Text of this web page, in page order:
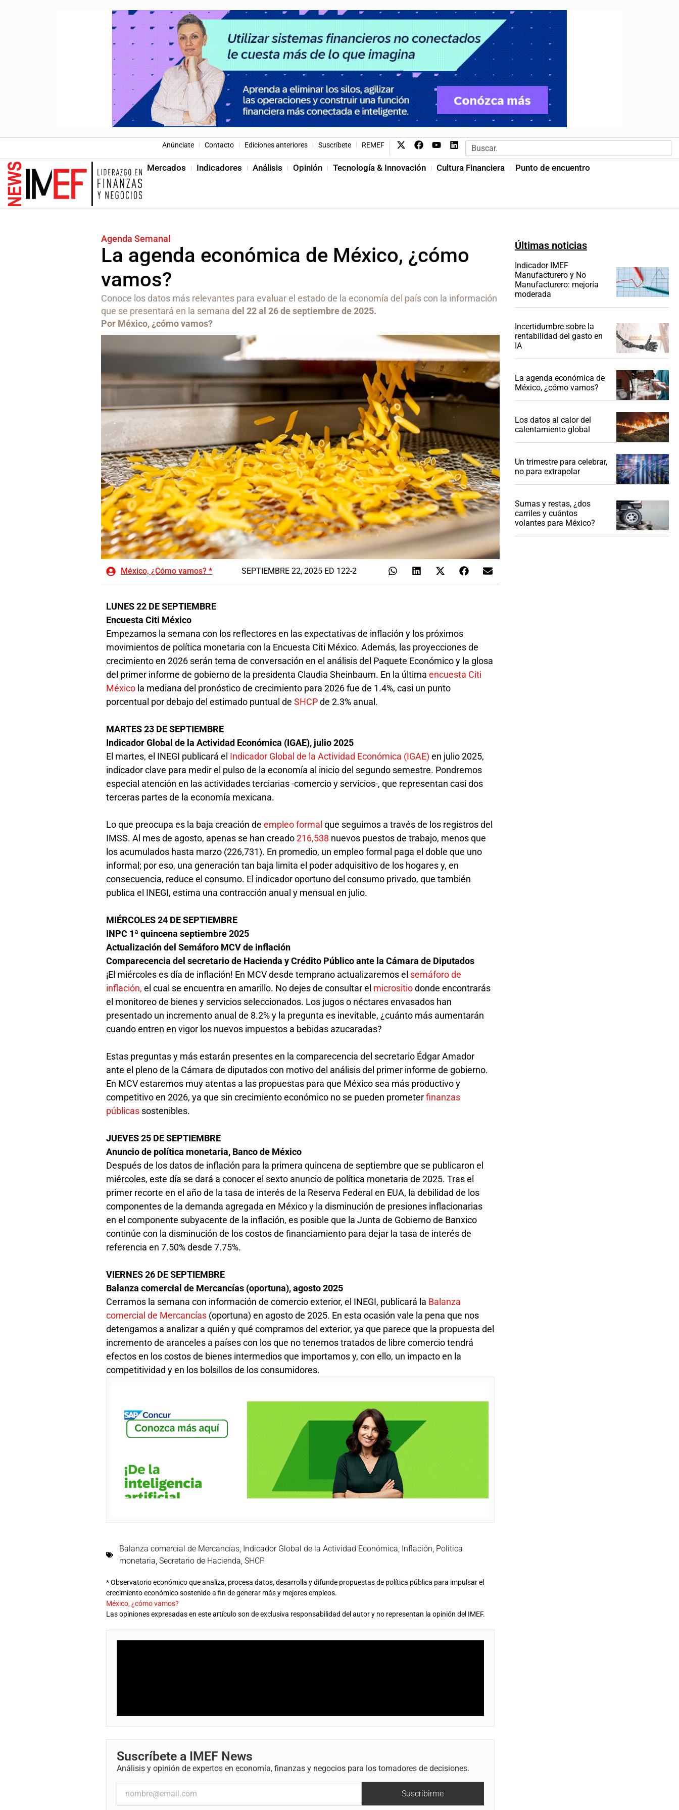
Anúnciate Contacto Ediciones anteriores Suscríbete REMEF
Mercados Indicadores Análisis Opinión Tecnología & Innovación Cultura Financiera Punto de encuentro
Agenda Semanal
La agenda económica de México, ¿cómo
vamos?
Conoce los datos más relevantes para evaluar el estado de la economía del país con la información
que se presentará en la semanadel 22 al 26 de septiembre de 2025.
Por México, ¿cómo vamos?
México, ¿Cómo vamos? * SEPTIEMBRE 22, 2025 ED 122-2
LUNES 22 DE SEPTIEMBRE
Encuesta Citi México
Empezamos la semana con los reflectores en las expectativas de inflación y los próximos
movimientos de política monetaria con la Encuesta Citi México. Además, las proyecciones de
crecimiento en 2026 serán tema de conversación en el análisis del Paquete Económico y la glosa
del primer informe de gobierno de la presidenta Claudia Sheinbaum. En la últimaencuesta Citi
México la mediana del pronóstico de crecimiento para 2026 fue de 1.4%, casi un punto
porcentual por debajo del estimado puntual deSHCPde 2.3% anual.
MARTES 23 DE SEPTIEMBRE
Indicador Global de la Actividad Económica (IGAE), julio 2025
El martes, el INEGI publicará el Indicador Global de la Actividad Económica (IGAE)en julio 2025,
indicador clave para medir el pulso de la economía al inicio del segundo semestre. Pondremos
especial atención en las actividades terciarias -comercio y servicios-, que representan casi dos
terceras partes de la economía mexicana.
Lo que preocupa es la baja creación deempleo formalque seguimos a través de los registros del
IMSS. Al mes de agosto, apenas se han creado216,538 nuevos puestos de trabajo, menos que
los acumulados hasta marzo (226,731). En promedio, un empleo formal paga el doble que uno
informal; por eso, una generación tan baja limita el poder adquisitivo de los hogares y, en
consecuencia, reduce el consumo. El indicador oportuno del consumo privado, que también
publica el INEGI, estima una contracción anual y mensual en julio.
MIÉRCOLES 24 DE SEPTIEMBRE
INPC 1ª quincena septiembre 2025
Actualización del Semáforo MCV de inflación
Comparecencia del secretario de Hacienda y Crédito Público ante la Cámara de Diputados
¡El miércoles es día de inflación! En MCV desde temprano actualizaremos el semáforo de
inflación,el cual se encuentra en amarillo. No dejes de consultar el micrositiodonde encontrarás
el monitoreo de bienes y servicios seleccionados. Los jugos o néctares envasados han
presentado un incremento anual de 8.2% y la pregunta es inevitable, ¿cuánto más aumentarán
cuando entren en vigor los nuevos impuestos a bebidas azucaradas?
Estas preguntas y más estarán presentes en la comparecencia del secretario Édgar Amador
ante el pleno de la Cámara de diputados con motivo del análisis del primer informe de gobierno.
En MCV estaremos muy atentas a las propuestas para que México sea más productivo y
competitivo en 2026, ya que sin crecimiento económico no se pueden prometerfinanzas
públicas sostenibles.
JUEVES 25 DE SEPTIEMBRE
Anuncio de política monetaria, Banco de México
Después de los datos de inflación para la primera quincena de septiembre que se publicaron el
miércoles, este día se dará a conocer el sexto anuncio de política monetaria de 2025. Tras el
primer recorte en el año de la tasa de interés de la Reserva Federal en EUA, la debilidad de los
componentes de la demanda agregada en México y la disminución de presiones inflacionarias
en el componente subyacente de la inflación, es posible que la Junta de Gobierno de Banxico
continúe con la disminución de los costos de financiamiento para dejar la tasa de interés de
referencia en 7.50% desde 7.75%.
VIERNES 26 DE SEPTIEMBRE
Balanza comercial de Mercancías (oportuna), agosto 2025
Cerramos la semana con información de comercio exterior, el INEGI, publicará la Balanza
comercial de Mercancías (oportuna) en agosto de 2025. En esta ocasión vale la pena que nos
detengamos a analizar a quién y qué compramos del exterior, ya que parece que la propuesta del
incremento de aranceles a países con los que no tenemos tratados de libre comercio tendrá
efectos en los costos de bienes intermedios que importamos y, con ello, un impacto en la
competitividad y en los bolsillos de los consumidores.
Balanza comercial de Mercancías, Indicador Global de la Actividad Económica, Inflación, Politica
monetaria,Secretario de Hacienda,SHCP
* Observatorio económico que analiza, procesa datos, desarrolla y difunde propuestas de política pública para impulsar el
crecimiento económico sostenido a fin de generar más y mejores empleos.
México, ¿cómo vamos?
Las opiniones expresadas en este artículo son de exclusiva responsabilidad del autor y no representan la opinión del IMEF.
Suscríbete a IMEF News
Análisis y opinión de expertos en economía, finanzas y negocios para los tomadores de decisiones.
Suscribirme
Últimas noticias
Indicador IMEF
Manufacturero y No
Manufacturero: mejoría
moderada
Incertidumbre sobre la
rentabilidad del gasto en
IA
La agenda económica de
México, ¿cómo vamos?
Los datos al calor del
calentamiento global
Un trimestre para celebrar,
no para extrapolar
Sumas y restas, ¿dos
carriles y cuántos
volantes para México?